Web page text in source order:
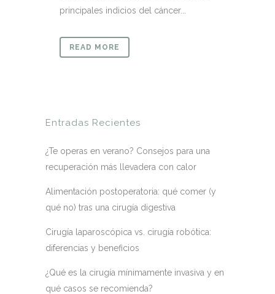
principales indicios del cáncer...
READ MORE
Entradas Recientes
¿Te operas en verano? Consejos para una
recuperación más llevadera con calor
Alimentación postoperatoria: qué comer (y
qué no) tras una cirugía digestiva
Cirugía laparoscópica vs. cirugía robótica:
diferencias y beneficios
¿Qué es la cirugía mínimamente invasiva y en
qué casos se recomienda?